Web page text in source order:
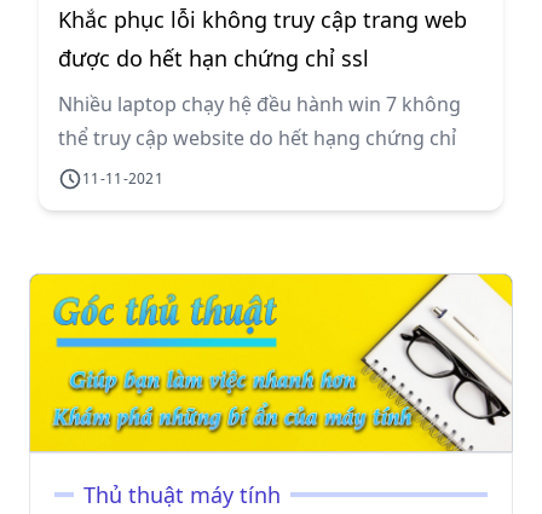
Khắc phục lỗi không truy cập trang web
được do hết hạn chứng chỉ ssl
Nhiều laptop chạy hệ đều hành win 7 không
thể truy cập website do hết hạng chứng chỉ
bảo mật SSL và cần cập nhật lên SSL mới để có
thể truy cập website bình thường
11-11-2021
Thủ thuật máy tính